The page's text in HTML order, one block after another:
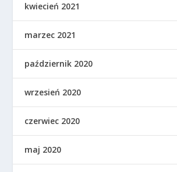
kwiecień 2021
marzec 2021
październik 2020
wrzesień 2020
czerwiec 2020
maj 2020